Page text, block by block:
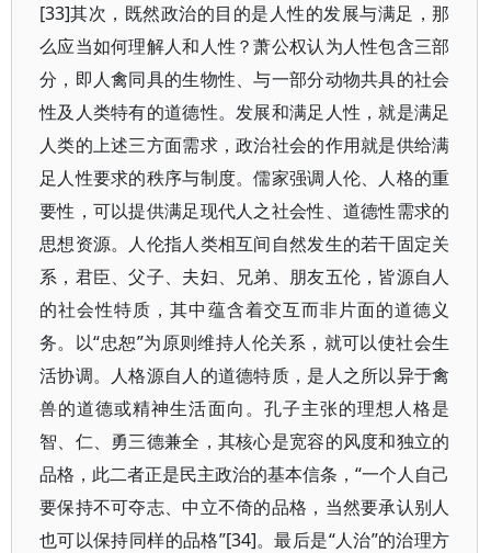
[33]其次，既然政治的目的是人性的发展与满足，那
么应当如何理解人和人性？萧公权认为人性包含三部
分，即人禽同具的生物性、与一部分动物共具的社会
性及人类特有的道德性。发展和满足人性，就是满足
人类的上述三方面需求，政治社会的作用就是供给满
足人性要求的秩序与制度。儒家强调人伦、人格的重
要性，可以提供满足现代人之社会性、道德性需求的
思想资源。人伦指人类相互间自然发生的若干固定关
系，君臣、父子、夫妇、兄弟、朋友五伦，皆源自人
的社会性特质，其中蕴含着交互而非片面的道德义
务。以“忠恕”为原则维持人伦关系，就可以使社会生
活协调。人格源自人的道德特质，是人之所以异于禽
兽的道德或精神生活面向。孔子主张的理想人格是
智、仁、勇三德兼全，其核心是宽容的风度和独立的
品格，此二者正是民主政治的基本信条，“一个人自己
要保持不可夺志、中立不倚的品格，当然要承认别人
也可以保持同样的品格”[34]。最后是“人治”的治理方